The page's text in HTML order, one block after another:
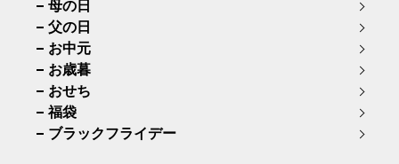
母の日
父の日
お中元
お歳暮
おせち
福袋
ブラックフライデー